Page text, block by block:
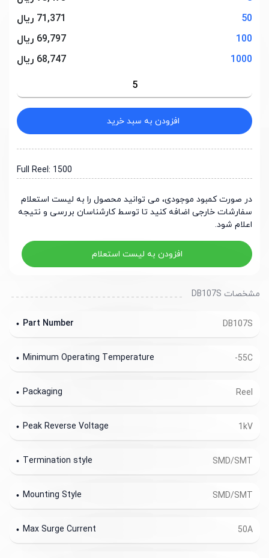
50
71,371 ریال
100
69,797 ریال
1000
68,747 ریال
افزودن به سبد خرید
Full Reel: 1500
در صورت کمبود موجودی، می توانید محصول را به لیست استعلام
سفارشات خارجی اضافه کنید تا توسط کارشناسان بررسی و نتیجه
اعلام شود.
افزودن به لیست استعلام
مشخصات DB107S
DB107S
Part Number
-55C
Minimum Operating Temperature
Reel
Packaging
1kV
Peak Reverse Voltage
SMD/SMT
Termination style
SMD/SMT
Mounting Style
50A
Max Surge Current